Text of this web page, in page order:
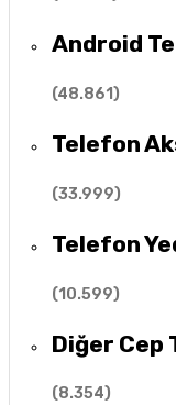
Android
(48.861)
Telefon
(33.999)
Telefon
(10.599)
Diğer Cep
(8.354)